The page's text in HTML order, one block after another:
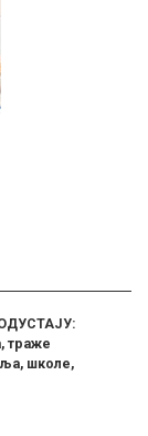
траже
школе,